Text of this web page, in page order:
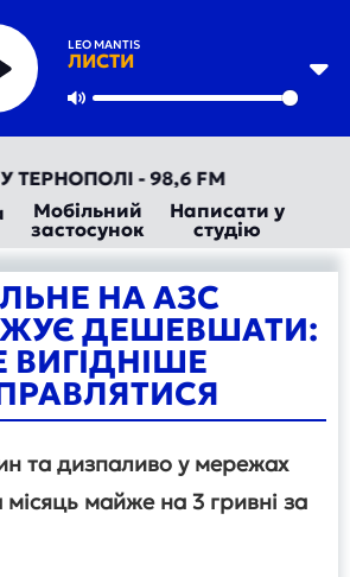
LEO MANTIS
ЛИСТИ
- 98,6 FM
Мобільний
застосунок
Написати у
студію
НА АЗС
ДЕШЕВШАТИ:
ВИГІДНІШЕ
та дизпаливо у мережах
майже на 3 гривні за